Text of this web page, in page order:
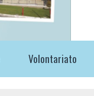
Volontariato